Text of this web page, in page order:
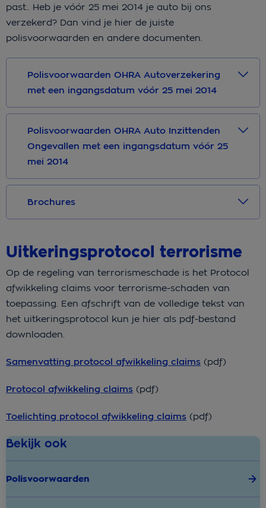
past.. Heb je vóór 25 mei 2014 je auto bij ons
verzekerd? Dan vind je hier de juiste
polisvoorwaarden en andere documenten.
Polisvoorwaarden OHRA Autoverzekering
met een ingangsdatum vóór 25 mei 2014
Polisvoorwaarden OHRA Auto Inzittenden
Ongevallen met een ingangsdatum vóór 25
mei 2014
Brochures
Uitkeringsprotocol terrorisme
Op de regeling van terrorismeschade is het Protocol
afwikkeling claims voor terrorisme-schaden van
toepassing. Een afschrift van de volledige tekst van
het uitkeringsprotocol kun je hier als pdf-bestand
downloaden.
Samenvatting protocol afwikkeling claims (pdf)
Protocol afwikkeling claims (pdf)
Toelichting protocol afwikkeling claims (pdf)
Bekijk ook
Polisvoorwaarden